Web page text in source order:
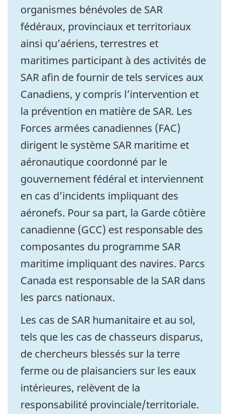
organismes bénévoles de SAR
fédéraux, provinciaux et territoriaux
ainsi qu’aériens, terrestres et
maritimes participant à des activités de
SAR afin de fournir de tels services aux
Canadiens, y compris l’intervention et
la prévention en matière de SAR. Les
Forces armées canadiennes (FAC)
dirigent le système SAR maritime et
aéronautique coordonné par le
gouvernement fédéral et interviennent
en cas d’incidents impliquant des
aéronefs. Pour sa part, la Garde côtière
canadienne (GCC) est responsable des
composantes du programme SAR
maritime impliquant des navires. Parcs
Canada est responsable de la SAR dans
les parcs nationaux.
Les cas de SAR humanitaire et au sol,
tels que les cas de chasseurs disparus,
de chercheurs blessés sur la terre
ferme ou de plaisanciers sur les eaux
intérieures, relèvent de la
responsabilité provinciale/territoriale.